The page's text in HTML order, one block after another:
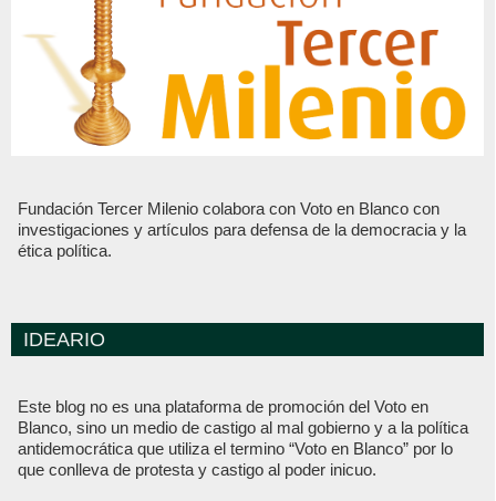
Fundación Tercer Milenio colabora con Voto en Blanco con
investigaciones y artículos para defensa de la democracia y la
ética política.
IDEARIO
Este blog no es una plataforma de promoción del Voto en
Blanco, sino un medio de castigo al mal gobierno y a la política
antidemocrática que utiliza el termino “Voto en Blanco” por lo
que conlleva de protesta y castigo al poder inicuo.